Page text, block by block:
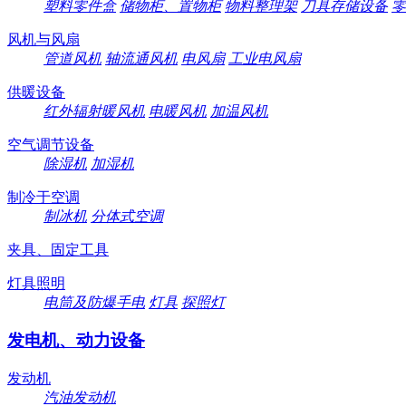
塑料零件盒 储物柜、置物柜 物料整理架 刀具存储设备
风机与风扇
管道风机 轴流通风机 电风扇 工业电风扇
供暖设备
红外辐射暖风机 电暖风机 加温风机
空气调节设备
除湿机 加湿机
制冷于空调
制冰机 分体式空调
夹具、固定工具
灯具照明
电筒及防爆手电 灯具 探照灯
发电机、动力设备
发动机
汽油发动机